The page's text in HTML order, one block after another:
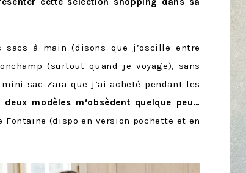
à main (disons que j’oscille entre
(surtout quand je voyage), sans
mini sac Zara que j’ai acheté pendant les
modèles m’obsèdent quelque peu…
Fontaine (dispo en version pochette et en